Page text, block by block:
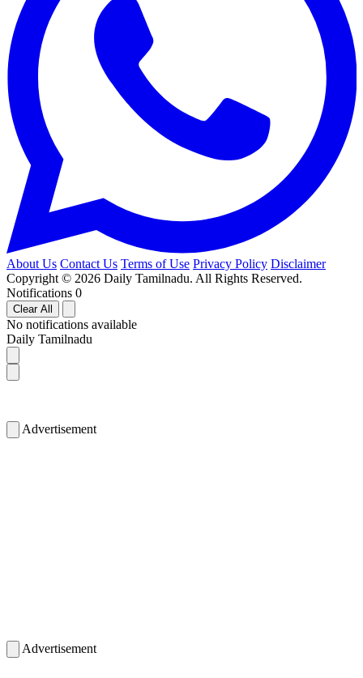
About Us Contact Us Terms of Use Privacy Policy Disclaimer
Copyright © 2026 Daily Tamilnadu. All Rights Reserved.
Notifications 0
Clear All
No notifications available
Daily Tamilnadu
Advertisement
Advertisement